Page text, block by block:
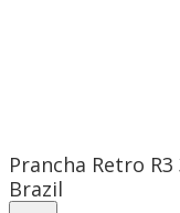
Prancha Retro
Brazil